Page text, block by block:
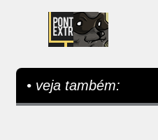
• veja também: